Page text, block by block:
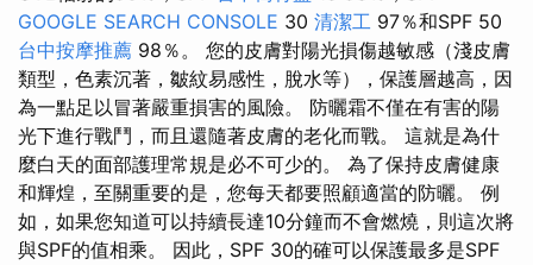
GOOGLE SEARCH CONSOLE 30 清潔工 97％和SPF 50
台中按摩推薦 98％。 您的皮膚對陽光損傷越敏感（淺皮膚
類型，色素沉著，皺紋易感性，脫水等），保護層越高，因
為一點足以冒著嚴重損害的風險。 防曬霜不僅在有害的陽
光下進行戰鬥，而且還隨著皮膚的老化而戰。 這就是為什
麼白天的面部護理常規是必不可少的。 為了保持皮膚健康
和輝煌，至關重要的是，您每天都要照顧適當的防曬。 例
如，如果您知道可以持續長達10分鐘而不會燃燒，則這次將
與SPF的值相乘。 因此，SPF 30的確可以保護最多是SPF